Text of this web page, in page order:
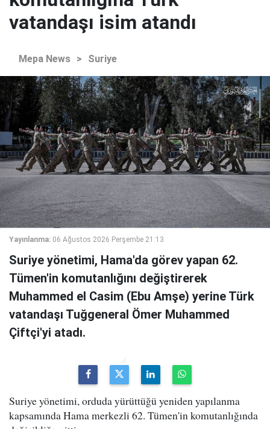
vatandaşı isim atandı
Mepa News > Suriye
Yayınlanma: 06 Ağustos 2026 Perşembe 21:13
Suriye yönetimi, Hama'da görev yapan 62.
Tümen'in komutanlığını değiştirerek
Muhammed el Casim (Ebu Amşe) yerine Türk
vatandaşı Tuğgeneral Ömer Muhammed
Çiftçi'yi atadı.
Suriye yönetimi, orduda yürüttüğü yeniden yapılanma
kapsamında Hama merkezli 62. Tümen'in komutanlığında